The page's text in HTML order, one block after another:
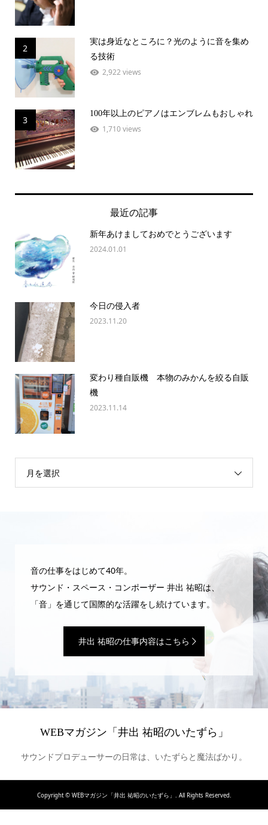
2
実は身近なところに？光のように音を集め
る技術
2,922 views
3
100年以上のピアノはエンブレムもおしゃれ
1,710 views
最近の記事
新年あけましておめでとうございます
2024.01.01
今日の侵入者
2023.11.20
変わり種自販機 本物のみかんを絞る自販
機
2023.11.14
月を選択
音の仕事をはじめて40年。
サウンド・スペース・コンポーザー 井出 祐昭は、
「音」を通じて国際的な活躍をし続けています。
井出 祐昭の仕事内容はこちら
WEBマガジン「井出 祐昭のいたずら」
サウンドプロデューサーの日常は、いたずらと魔法ばかり。
Copyright ©WEBマガジン「井出 祐昭のいたずら」. All Rights Reserved.